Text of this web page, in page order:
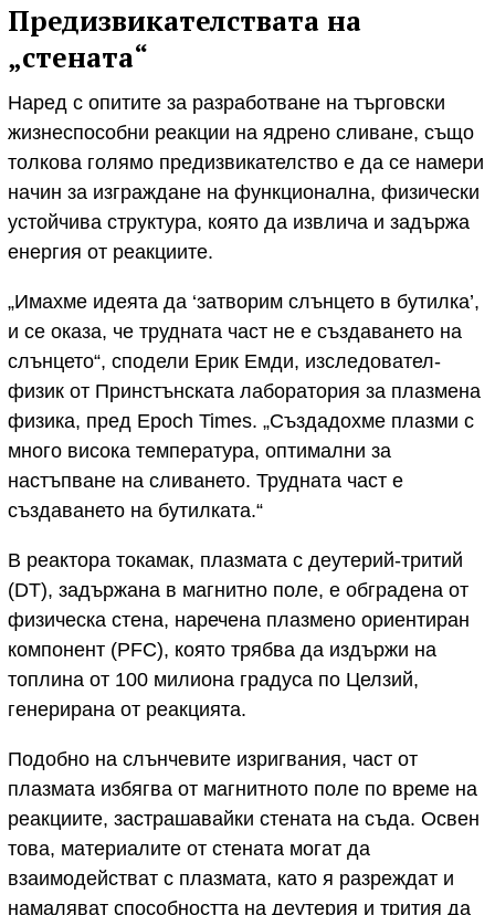
Предизвикателствата на
„стената“
Наред с опитите за разработване на търговски
жизнеспособни реакции на ядрено сливане, също
толкова голямо предизвикателство е да се намери
начин за изграждане на функционална, физически
устойчива структура, която да извлича и задържа
енергия от реакциите.
„Имахме идеята да ‘затворим слънцето в бутилка’,
и се оказа, че трудната част не е създаването на
слънцето“, сподели Ерик Емди, изследовател-
физик от Принстънската лаборатория за плазмена
физика, пред Epoch Times. „Създадохме плазми с
много висока температура, оптимални за
настъпване на сливането. Трудната част е
създаването на бутилката.“
В реактора токамак, плазмата с деутерий-тритий
(DT), задържана в магнитно поле, е обградена от
физическа стена, наречена плазмено ориентиран
компонент (PFC), която трябва да издържи на
топлина от 100 милиона градуса по Целзий,
генерирана от реакцията.
Подобно на слънчевите изригвания, част от
плазмата избягва от магнитното поле по време на
реакциите, застрашавайки стената на съда. Освен
това, материалите от стената могат да
взаимодействат с плазмата, като я разреждат и
намаляват способността на деутерия и трития да